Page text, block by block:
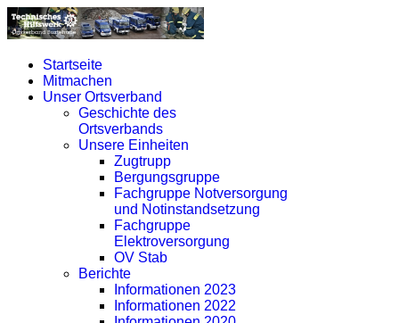
Startseite
Mitmachen
Unser Ortsverband
Geschichte des
Ortsverbands
Unsere Einheiten
Zugtrupp
Bergungsgruppe
Fachgruppe Notversorgung
und Notinstandsetzung
Fachgruppe
Elektroversorgung
OV Stab
Berichte
Informationen 2023
Informationen 2022